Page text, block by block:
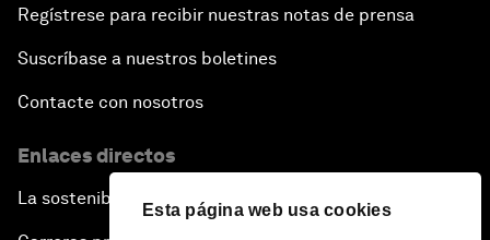
Esta página web usa cookies
Regístrese para recibir nuestras notas de prensa
Suscríbase a nuestros boletines
Contacte con nosotros
Enlaces directos
La sostenibilidad en el Foro